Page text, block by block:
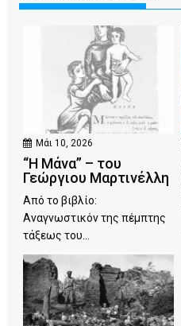
Μάι 10, 2026
“Η Μάνα” – του
Γεώργιου Μαρτινέλλη
Από το βιβλίο:
Αναγνωστικόν της πέμπτης
τάξεως του...